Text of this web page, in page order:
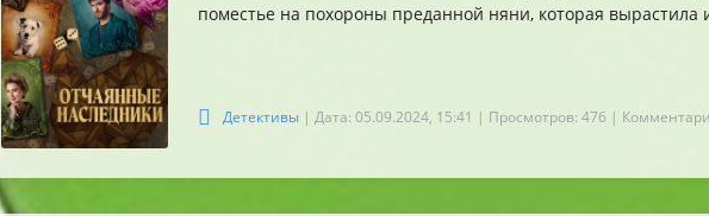
поместье на похороны преданной няни, которая вырастила
Детективы | Дата: 05.09.2024, 15:41 | Просмотров: 476 |